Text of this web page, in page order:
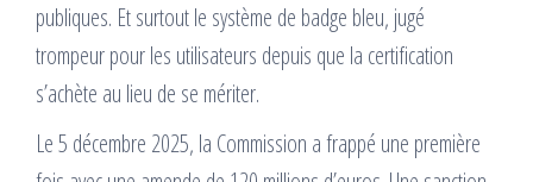
publiques. Et surtout le système de badge bleu, jugé
trompeur pour les utilisateurs depuis que la certification
s’achète au lieu de se mériter.
Le 5 décembre 2025, la Commission a frappé une première